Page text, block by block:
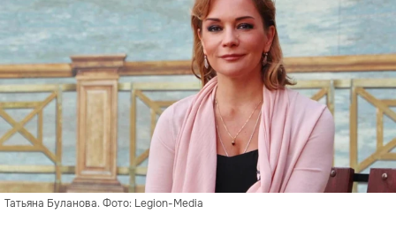
Татьяна Буланова. Фото: Legion-Media